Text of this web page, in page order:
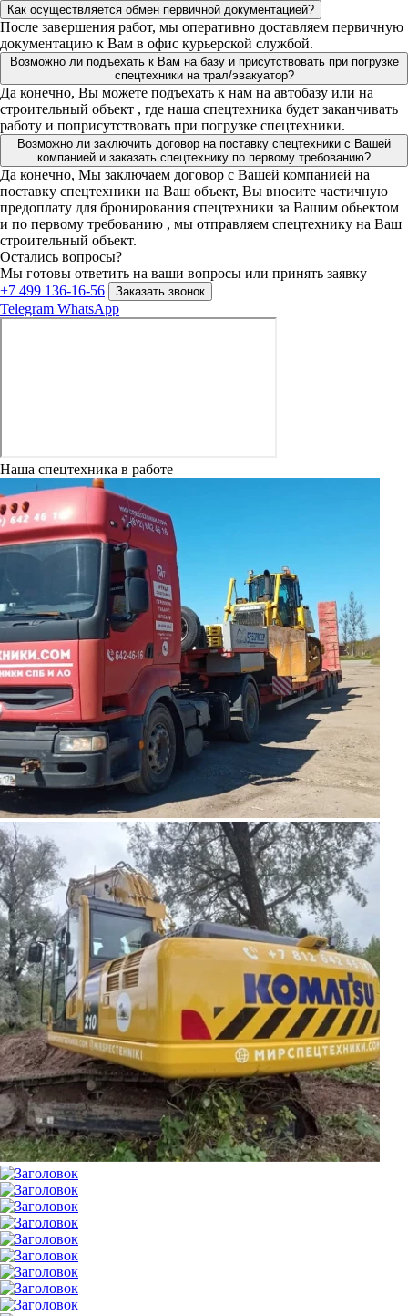
Как осуществляется обмен первичной документацией?
После завершения работ, мы оперативно доставляем первичную
документацию к Вам в офис курьерской службой.
Возможно ли подъехать к Вам на базу и присутствовать при погрузке
спецтехники на трал/эвакуатор?
Да конечно, Вы можете подъехать к нам на автобазу или на
строительный объект , где наша спецтехника будет заканчивать
работу и поприсутствовать при погрузке спецтехники.
Возможно ли заключить договор на поставку спецтехники с Вашей
компанией и заказать спецтехнику по первому требованию?
Да конечно, Мы заключаем договор с Вашей компанией на
поставку спецтехники на Ваш объект, Вы вносите частичную
предоплату для бронирования спецтехники за Вашим обьектом
и по первому требованию , мы отправляем спецтехнику на Ваш
строительный объект.
Остались вопросы?
Мы готовы ответить на ваши вопросы или принять заявку
+7 499 136-16-56
Заказать звонок
Telegram WhatsApp
Наша спецтехника в работе